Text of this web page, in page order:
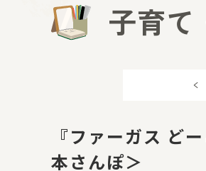
子育て
『ファーガス ど
本さんぽ＞